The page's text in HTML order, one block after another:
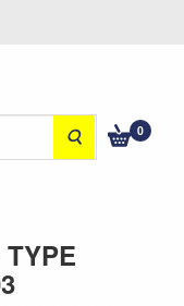
Zoeken 0